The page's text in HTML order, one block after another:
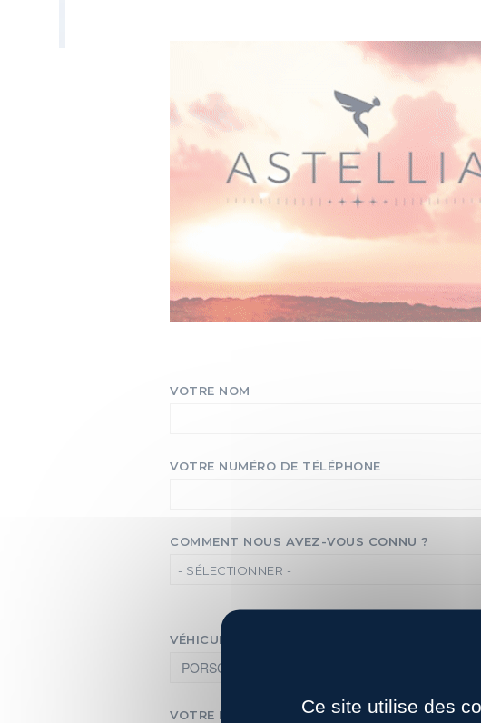
VOTRE NOM
VOTRE NUMÉRO DE TÉLÉPHONE
COMMENT NOUS AVEZ-VOUS CONNU ?
- SÉLECTIONNER -
VÉHICULE QUI VOUS INTÉRESSE
VOTRE MESSAGE
Ce site utilise des